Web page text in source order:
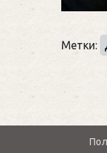
Метки: